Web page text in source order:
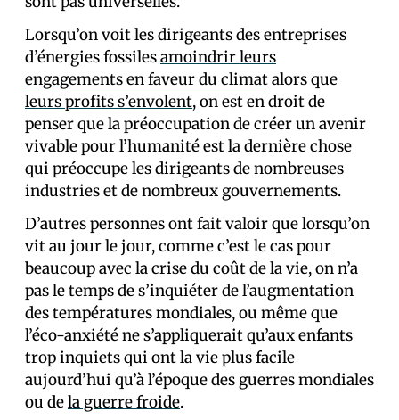
Lorsqu’on voit les dirigeants des entreprises
d’énergies fossilesamoindrir leurs
engagements en faveur du climatalors que
leurs profits s’envolent, on est en droit de
penser que la préoccupation de créer un avenir
vivable pour l’humanité est la dernière chose
qui préoccupe les dirigeants de nombreuses
industries et de nombreux gouvernements.
D’autres personnes ont fait valoir que lorsqu’on
vit au jour le jour, comme c’est le cas pour
beaucoup avec la crise du coût de la vie, on n’a
pas le temps de s’inquiéter de l’augmentation
des températures mondiales, ou même que
l’éco-anxiété ne s’appliquerait qu’aux enfants
trop inquiets qui ont la vie plus facile
aujourd’hui qu’à l’époque des guerres mondiales
ou dela guerre froide.